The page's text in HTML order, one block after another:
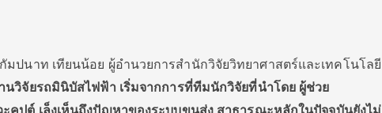
มปนาท เทียนน้อย ผู้อำนวยการสำนักวิจัยวิทยาศาสตร์และเทคโนโลยี
นวิจัยรถมินิบัสไฟฟ้า เริ่มจากการที่ทีมนักวิจัยที่นำโดย ผู้ช่วย
คุปต์ เล็งเห็นถึงปัญหาของระบบขนส่ง สาธารณะหลักในปัจจุบันยังไม่